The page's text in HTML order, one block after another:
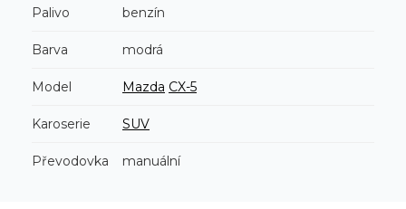
Palivo benzín
Barva modrá
Model Mazda CX-5
Karoserie SUV
Převodovka manuální